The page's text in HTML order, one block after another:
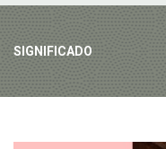
SIGNIFICADO